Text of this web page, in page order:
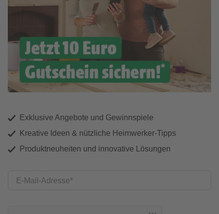
Exklusive Angebote und Gewinnspiele
Kreative Ideen & nützliche Heimwerker-Tipps
Produktneuheiten und innovative Lösungen
E-Mail-Adresse